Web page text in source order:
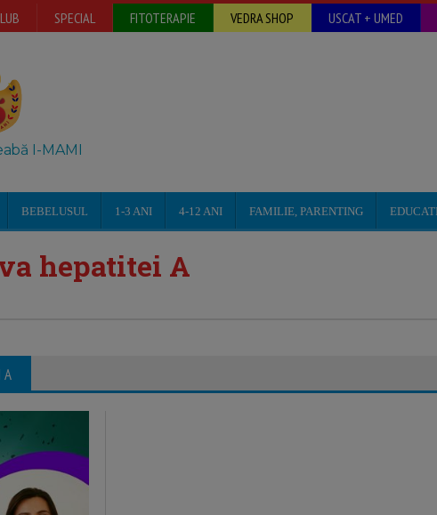
SPECIAL FITOTERAPIE VEDRA SHOP USCAT + UMED
I-MAMI
BEBELUSUL 1-3 ANI 4-12 ANI FAMILIE, PARENTING
hepatitei A
A